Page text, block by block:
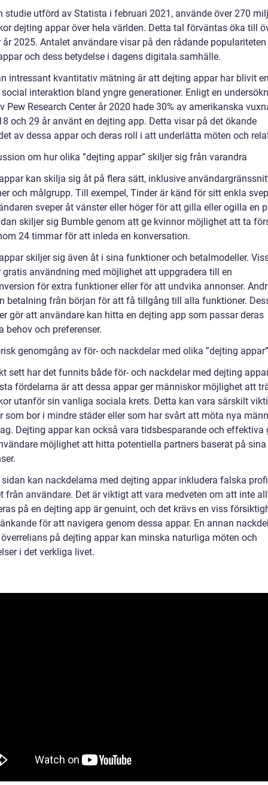
studie utförd av Statista i februari 2021, använde över 270
dejting appar över hela världen. Detta tal förväntas öka till
2025. Antalet användare visar på den rådande
och dess betydelse i dagens digitala samhälle.
intressant kvantitativ mätning är att dejting appar har blivit
interaktion bland yngre generationer. Enligt en
Pew Research Center år 2020 hade 30% av amerikanska
och 29 år använt en dejting app. Detta visar på det ökande
av dessa appar och deras roll i att underlätta möten och
om hur olika ”dejting appar” skiljer sig från varandra
kan skilja sig åt på flera sätt, inklusive
och målgrupp. Till exempel, Tinder är känd för sitt enkla
sveper åt vänster eller höger för att gilla eller ogilla en
skiljer sig Bumble genom att ge kvinnor möjlighet att ta
24 timmar för att inleda en konversation.
skiljer sig även åt i sina funktioner och betalmodeller.
gratis användning med möjlighet att uppgradera till en
för extra funktioner eller för att undvika annonser.
betalning från början för att få tillgång till alla funktioner.
gör att användare kan hitta en dejting app som passar deras
behov och preferenser.
genomgång av för- och nackdelar med olika ”dejting appar”
sett har det funnits både för- och nackdelar med dejting
fördelarna är att dessa appar ger människor möjlighet att
utanför sin vanliga sociala krets. Detta kan vara särskilt
som bor i mindre städer eller som har svårt att möta nya
Dejting appar kan också vara tidsbesparande och effektiva
möjlighet att hitta potentiella partners baserat på sina
sidan kan nackdelarna med dejting appar inkludera falska
från användare. Det är viktigt att vara medveten om att inte
på en dejting app är genuint, och det krävs en viss
för att navigera genom dessa appar. En annan
på dejting appar kan minska naturliga möten och
i det verkliga livet.